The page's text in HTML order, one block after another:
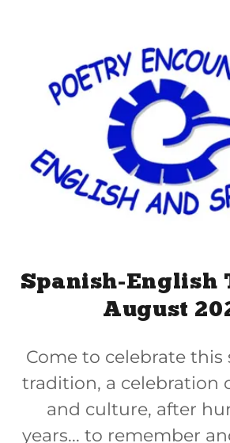
Spanish-English
August
Come to celebrate this
tradition, a celebration
and culture, after
years... to remember